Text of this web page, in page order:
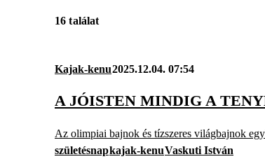
16 találat
Kajak-kenu2025.12.04. 07:54
A JÓISTEN MINDIG A
Az olimpiai bajnok és tízszeres világbajnok
születésnapkajak-kenuVaskuti István